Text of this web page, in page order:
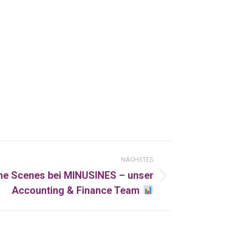
NÄCHSTES
Scenes bei MINUSINES – unser
Accounting & Finance Team